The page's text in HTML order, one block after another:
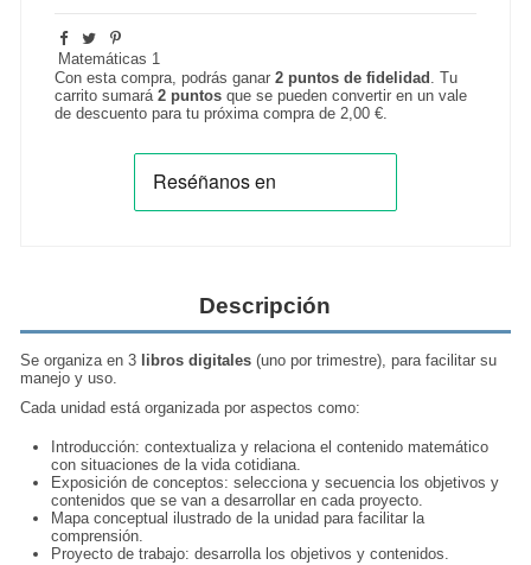
Matemáticas 1
Con esta compra, podrás ganar2 puntos de fidelidad . Tu
carrito sumará2 puntos que se pueden convertir en un vale
de descuento para tu próxima compra de2,00 €.
Descripción
Se organiza en 3 libros digitales (uno por trimestre), para facilitar su
manejo y uso.
Cada unidad está organizada por aspectos como:
Introducción: contextualiza y relaciona el contenido matemático
con situaciones de la vida cotidiana.
Exposición de conceptos: selecciona y secuencia los objetivos y
contenidos que se van a desarrollar en cada proyecto.
Mapa conceptual ilustrado de la unidad para facilitar la
comprensión.
Proyecto de trabajo: desarrolla los objetivos y contenidos.